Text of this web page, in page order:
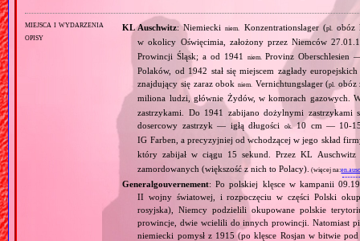
miejsca i wydarzenia
opisy
KL Auschwitz: Niemieckiniem. Konzentrationslager (pl. obóz
w okolicy Oświęcimia, założony przez Niemców
Prowincji Śląsk; a od 1941
niem. Provinz Oberschlesien
Polaków, od 1942 stał się miejscem zagłady
znajdujący się zaraz obok niem. Vernichtungslager (pl. obóz
miliona ludzi, głównie Żydów, w komorach gazowych.
zastrzykami. Do 1941 zabijano dożylnymi zastrzykami
dosercowy zastrzyk — igłą długości
ok. 10 cm — 10‐15
IG Farben, a precyzyjniej od wchodzącej w jego skład
który zabijał w ciągu 15 sekund. Przez KL
zamordowanych (większość z nich to Polacy). (więcej na:
Generalgouvernement: Po polskiej klęsce w kampanii
II wojny światowej, i rozpoczęciu w części Polski
rosyjska), Niemcy podzielili okupowane polskie
prowincje, dwie wcielili do innych prowincji. Natomiast
niemiecki pomysł z 1915 (po klęsce Rosjan w bitwie